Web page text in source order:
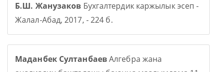
Б.Ш. Жанузаков Бухгалтердик каржылык эсеп -
Жалал-Абад, 2017, - 224 б.
Маданбек СултанбаевАлгебра жана